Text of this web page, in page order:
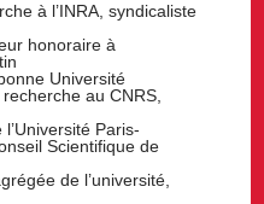
à l’INRA, syndicaliste
honoraire à
Université
au CNRS,
Paris-
Scientifique de
de l’université,